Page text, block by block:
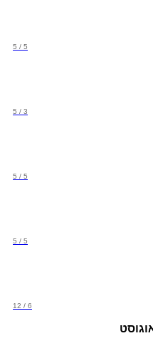
5 / 5
3 / 5
5 / 5
5 / 5
6 / 12